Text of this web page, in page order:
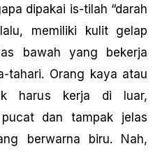
dipakai is-tilah “darah
memiliki kulit gelap
bawah yang bekerja
tahari. Orang kaya atau
harus kerja di luar,
dan tampak jelas
berwarna biru. Nah,